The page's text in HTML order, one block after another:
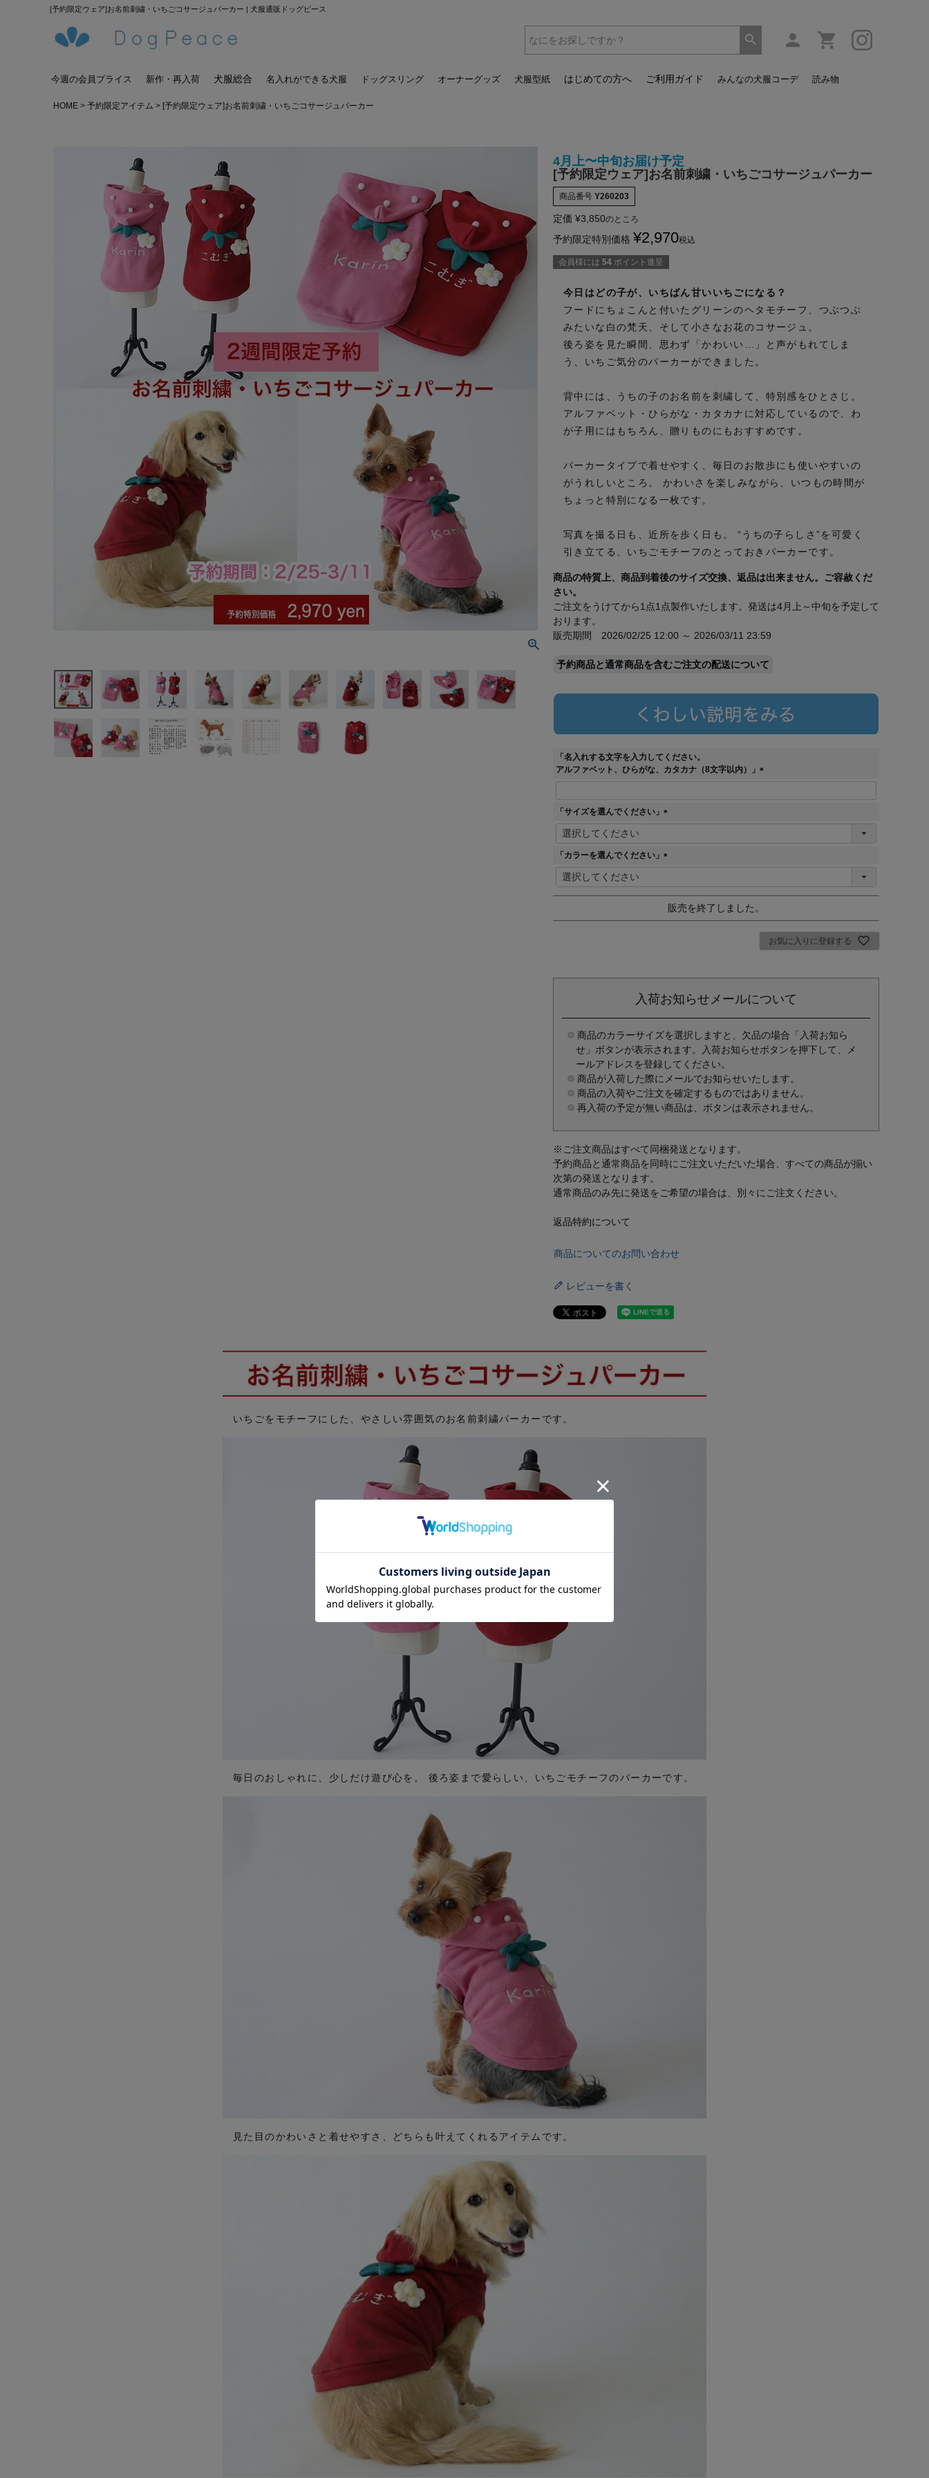
[予約限定ウェア]お名前刺繍・いちごコサージュパーカー | 犬服通販ドッグピース
今週の会員プライス 新作・再入荷 犬服総合 名入れができる犬服 ドッグスリング オーナーグッズ 犬服型紙 はじめての方へ ご利用ガイド みんなの犬服コーデ 読み物
HOME 予約限定アイテム [予約限定ウェア]お名前刺繍・いちごコサージュパーカー
4月上〜中旬お届け予定
[予約限定ウェア]お名前刺繍・いちごコサージュパーカー
商品番号 Y260203
定価 ¥3,850のところ
予約限定特別価格 ¥2,970税込
会員様には 54 ポイント進呈
今日はどの子が、いちばん甘いいちごになる？
フードにちょこんと付いたグリーンのヘタモチーフ、つぶつぶ
みたいな白の梵天、そして小さなお花のコサージュ。
後ろ姿を見た瞬間、思わず「かわいい…」と声がもれてしま
う、いちご気分のパーカーができました。
背中には、うちの子のお名前を刺繍して、特別感をひとさじ。
アルファベット・ひらがな・カタカナに対応しているので、わ
が子用にはもちろん、贈りものにもおすすめです。
パーカータイプで着せやすく、毎日のお散歩にも使いやすいの
がうれしいところ。 かわいさを楽しみながら、いつもの時間が
ちょっと特別になる一枚です。
写真を撮る日も、近所を歩く日も。 “うちの子らしさ”を可愛く
引き立てる、いちごモチーフのとっておきパーカーです。
商品の特質上、商品到着後のサイズ交換、返品は出来ません。ご容赦くだ
さい。
ご注文をうけてから1点1点製作いたします。発送は4月上～中旬を予定して
おります。
販売期間 2026/02/25 12:00 ～ 2026/03/11 23:59
予約商品と通常商品を含むご注文の配送について
「名入れする文字を入力してください。
アルファベット、ひらがな、カタカナ（8文字以内）」
(
)
「サイズを選んでください」
(
須
「カラーを選んでください」
(
須
販売を終了しました。
お気に入りに登録する
入荷お知らせメールについて
商品のカラーサイズを選択しますと、欠品の場合「入荷お知ら
せ」ボタンが表示されます。入荷お知らせボタンを押下して、メ
ールアドレスを登録してください。
商品が入荷した際にメールでお知らせいたします。
商品の入荷やご注文を確定するものではありません。
再入荷の予定が無い商品は、ボタンは表示されません。
※ご注文商品はすべて同梱発送となります。
予約商品と通常商品を同時にご注文いただいた場合、すべての商品が揃い
次第の発送となります。
通常商品のみ先に発送をご希望の場合は、別々にご注文ください。
返品特約について
商品についてのお問い合わせ
レビューを書く
いちごをモチーフにした、やさしい雰囲気のお名前刺繍パーカーです。
毎日のおしゃれに、少しだけ遊び心を。 後ろ姿まで愛らしい、いちごモチーフのパーカーです。
見た目のかわいさと着せやすさ、どちらも叶えてくれるアイテムです。